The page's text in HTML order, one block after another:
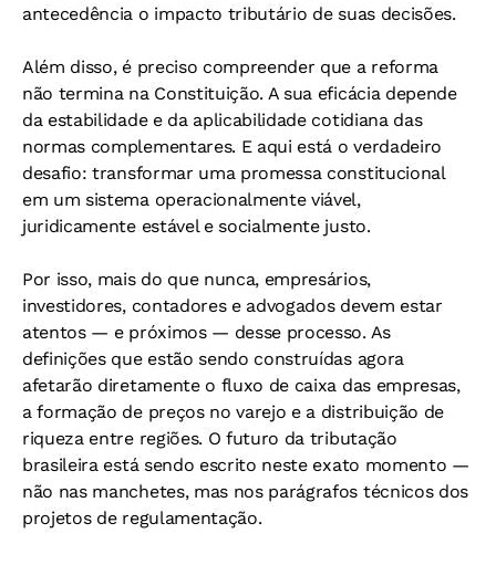
antecedência o impacto tributário de suas decisões.
Além disso, é preciso compreender que a reforma
não termina na Constituição. A sua eficácia depende
da estabilidade e da aplicabilidade cotidiana das
normas complementares. E aqui está o verdadeiro
desafio: transformar uma promessa constitucional
em um sistema operacionalmente viável,
juridicamente estável e socialmente justo.
Por isso, mais do que nunca, empresários,
investidores, contadores e advogados devem estar
atentos — e próximos — desse processo. As
definições que estão sendo construídas agora
afetarão diretamente o fluxo de caixa das empresas,
a formação de preços no varejo e a distribuição de
riqueza entre regiões. O futuro da tributação
brasileira está sendo escrito neste exato momento —
não nas manchetes, mas nos parágrafos técnicos dos
projetos de regulamentação.